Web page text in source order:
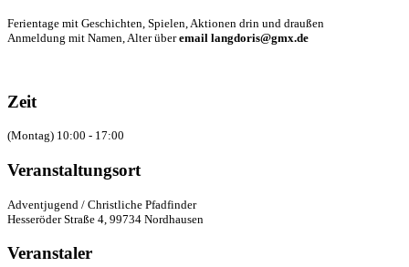
Ferientage mit Geschichten, Spielen, Aktionen drin und draußen
Anmeldung mit Namen, Alter überemail langdoris@gmx.de
Zeit
(Montag) 10:00 - 17:00
Veranstaltungsort
Adventjugend / Christliche Pfadfinder
Hesseröder Straße 4, 99734 Nordhausen
Veranstaler